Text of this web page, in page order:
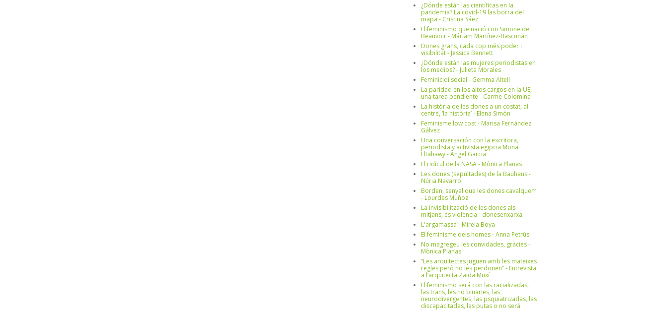
¿Dónde están las científicas en la
pandemia? La covid-19 las borra del
mapa - Cristina Sáez
El feminismo que nació con Simone de
Beauvoir - Máriam Martínez-Bascuñán
Dones grans, cada cop més poder i
visibilitat - Jessica Bennett
¿Dónde están las mujeres periodistas en
los medios? - Julieta Morales
Feminicidi social - Gemma Altell
La paridad en los altos cargos en la UE,
una tarea pendiente - Carme Colomina
La història de les dones a un costat, al
centre, ‘la història’ - Elena Simón
Feminisme low cost - Marisa Fernández
Gálvez
Una conversación con la escritora,
periodista y activista egipcia Mona
Eltahawy - Àngel Garcia
El ridícul de la NASA - Mònica Planas
Les dones (sepultades) de la Bauhaus -
Núria Navarro
Borden, senyal que les dones cavalquem
- Lourdes Muñoz
La invisibilització de les dones als
mitjans, és violència - donesenxarxa
L'argamassa - Mireia Boya
El feminisme dels homes - Anna Petrús
No magregeu les convidades, gràcies -
Mònica Planas
“Les arquitectes juguen amb les mateixes
regles però no les perdonen” - Entrevista
a l’arquitecta Zaida Muxí
El feminismo será con las racializadas,
las trans, les no binaries, las
neurodivergentes, las psquiatrizadas, las
discapacitadas, las putas o no será